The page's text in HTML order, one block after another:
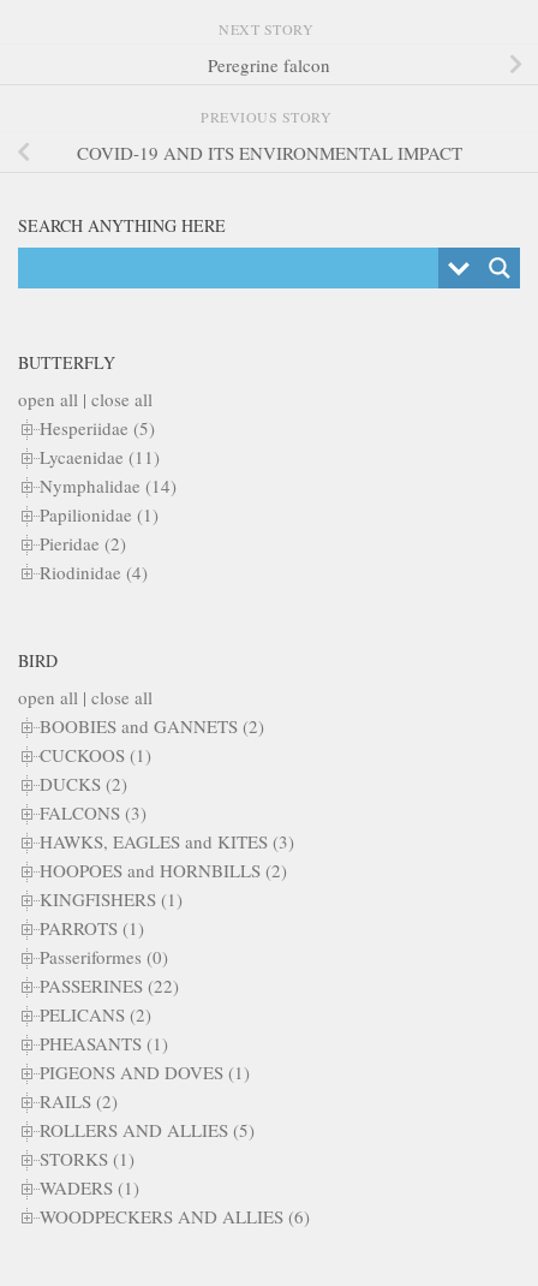
NEXT STORY
Peregrine falcon
PREVIOUS STORY
COVID-19 AND ITS ENVIRONMENTAL IMPACT
SEARCH ANYTHING HERE
BUTTERFLY
open all | close all
Hesperiidae (5)
Lycaenidae (11)
Nymphalidae (14)
Papilionidae (1)
Pieridae (2)
Riodinidae (4)
BIRD
open all | close all
BOOBIES and GANNETS (2)
CUCKOOS (1)
DUCKS (2)
FALCONS (3)
HAWKS, EAGLES and KITES (3)
HOOPOES and HORNBILLS (2)
KINGFISHERS (1)
PARROTS (1)
Passeriformes (0)
PASSERINES (22)
PELICANS (2)
PHEASANTS (1)
PIGEONS AND DOVES (1)
RAILS (2)
ROLLERS AND ALLIES (5)
STORKS (1)
WADERS (1)
WOODPECKERS AND ALLIES (6)